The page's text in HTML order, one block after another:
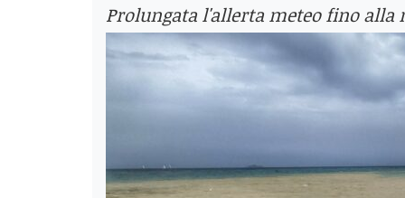
Prolungata l'allerta meteo fino alla